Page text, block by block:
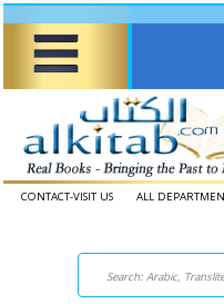
CONTACT-VISIT US ALL